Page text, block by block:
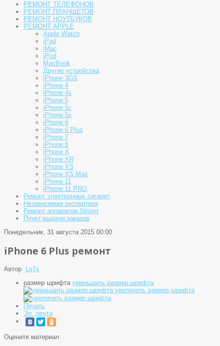
РЕМОНТ ТЕЛЕФОНОВ
РЕМОНТ ПЛАНШЕТОВ
РЕМОНТ НОУТБУКОВ
РЕМОНТ APPLE
Apple Watch
iPad
iMac
iPod
MacBook
Другие устройства
iPhone 3GS
iPhone 4
iPhone 4s
iPhone 5
iPhone 5c
iPhone 5s
iPhone 6
iPhone 6 Plus
iPhone 7
iPhone 8
iPhone X
iPhone XR
iPhone XS
iPhone XS Max
iPhone 11
iPhone 11 PRO
Ремонт электронных сигарет
Независимая экспертиза
Ремонт аппаратов Strong
Пункт выдачи заказов
Понедельник, 31 августа 2015 00:00
iPhone 6 Plus ремонт
Автор
LeTs
размер шрифта уменьшить размер шрифта
увеличить размер шрифта
Печать
Эл. почта
Оцените материал